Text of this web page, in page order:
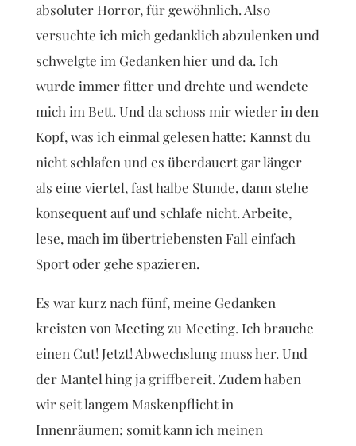
absoluter Horror, für gewöhnlich. Also
versuchte ich mich gedanklich abzulenken und
schwelgte im Gedanken hier und da. Ich
wurde immer fitter und drehte und wendete
mich im Bett. Und da schoss mir wieder in den
Kopf, was ich einmal gelesen hatte: Kannst du
nicht schlafen und es überdauert gar länger
als eine viertel, fast halbe Stunde, dann stehe
konsequent auf und schlafe nicht. Arbeite,
lese, mach im übertriebensten Fall einfach
Sport oder gehe spazieren.
Es war kurz nach fünf, meine Gedanken
kreisten von Meeting zu Meeting. Ich brauche
einen Cut! Jetzt! Abwechslung muss her. Und
der Mantel hing ja griffbereit. Zudem haben
wir seit langem Maskenpflicht in
Innenräumen; somit kann ich meinen